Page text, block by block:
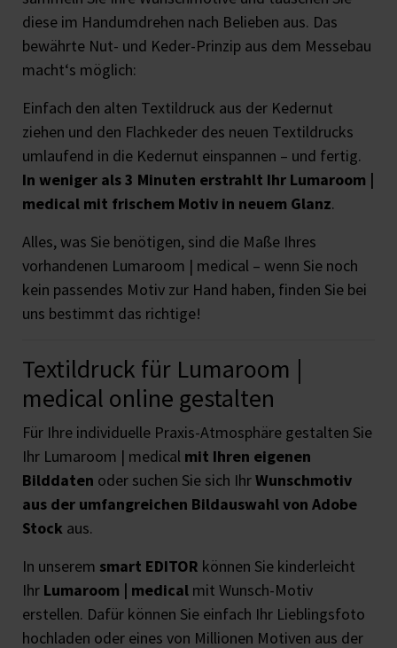
diese im Handumdrehen nach Belieben aus. Das
bewährte Nut- und Keder-Prinzip aus dem Messebau
macht‘s möglich:
Einfach den alten Textildruck aus der Kedernut
ziehen und den Flachkeder des neuen Textildrucks
umlaufend in die Kedernut einspannen – und fertig.
In weniger als 3 Minuten erstrahlt Ihr Lumaroom |
medical mit frischem Motiv in neuem Glanz.
Alles, was Sie benötigen, sind die Maße Ihres
vorhandenen Lumaroom | medical – wenn Sie noch
kein passendes Motiv zur Hand haben, finden Sie bei
uns bestimmt das richtige!
Textildruck für Lumaroom |
medical online gestalten
Für Ihre individuelle Praxis-Atmosphäre gestalten Sie
Ihr Lumaroom | medical mit Ihren eigenen
Bilddaten oder suchen Sie sich IhrWunschmotiv
aus der umfangreichen Bildauswahl von Adobe
Stock aus.
In unserem smart EDITOR können Sie kinderleicht
Ihr Lumaroom | medical mit Wunsch-Motiv
erstellen. Dafür können Sie einfach Ihr Lieblingsfoto
hochladen oder eines von Millionen Motiven aus der